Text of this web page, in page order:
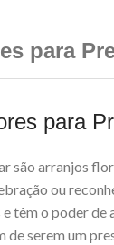
para
para
são arranjos
ou
têm o poder de
de serem um